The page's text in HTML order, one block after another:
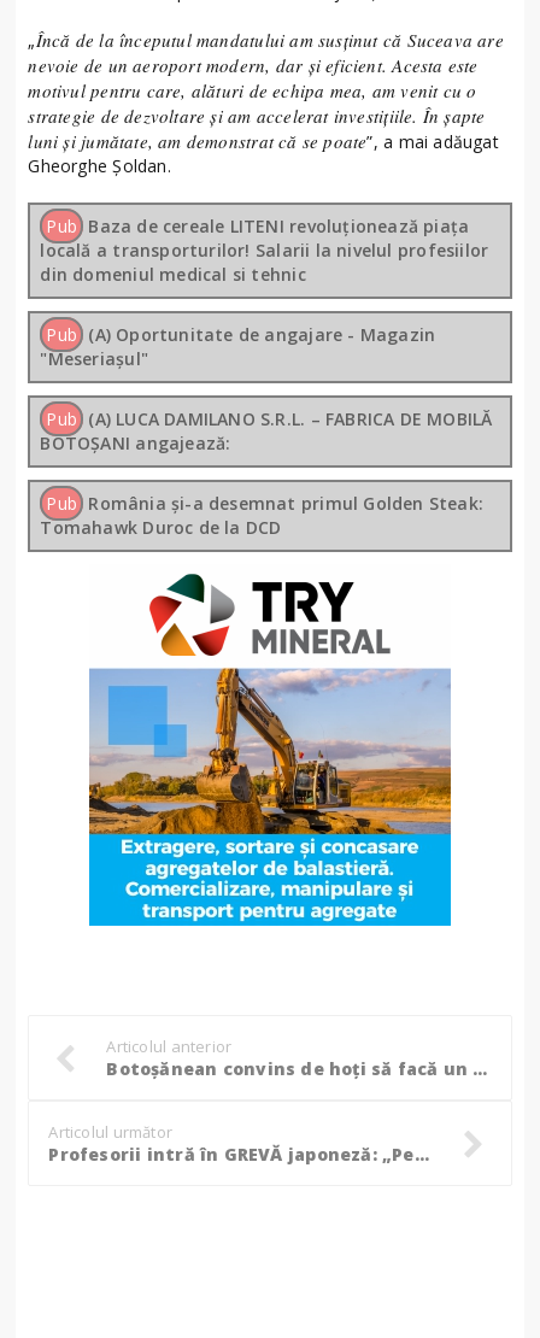
„Încă de la începutul mandatului am susținut că Suceava are
nevoie de un aeroport modern, dar și eficient. Acesta este
motivul pentru care, alături de echipa mea, am venit cu o
strategie de dezvoltare și am accelerat investițiile. În șapte
luni și jumătate, am demonstrat că se poate”, a mai adăugat
Gheorghe Șoldan.
Pub Baza de cereale LITENI revoluționează piața
locală a transporturilor! Salarii la nivelul profesiilor
din domeniul medical si tehnic
Pub (A) Oportunitate de angajare - Magazin
"Meseriașul"
Pub (A) LUCA DAMILANO S.R.L. – FABRICA DE MOBILĂ
BOTOȘANI angajează:
Pub România și-a desemnat primul Golden Steak:
Tomahawk Duroc de la DCD
Articolul anterior
Botoșănean convins de hoți să facă un împrumut de 40.000 de lei, polițiștii au încercat să împiedice înșelăciunea! (Video)
Articolul următor
Profesorii intră în GREVĂ japoneză: „Personalul didactic este neliniștit și revoltat!”